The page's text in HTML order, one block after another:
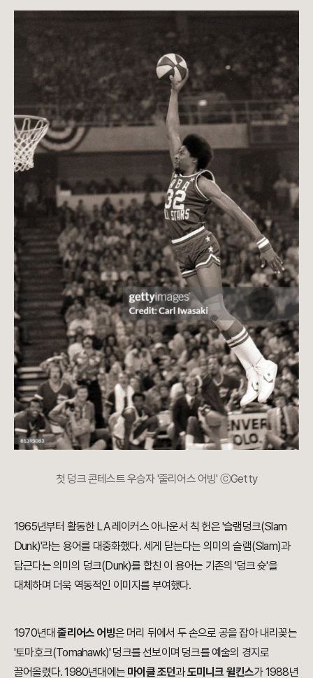
첫 덩크 콘테스트 우승자 '줄리어스 어빙' ⓒGetty
1965년부터 활동한 LA 레이커스 아나운서 칙 헌은 '슬램덩크(Slam
Dunk)'라는 용어를 대중화했다. 세게 닫는다는 의미의 슬램(Slam)과
담근다는 의미의 덩크(Dunk)를 합친 이 용어는 기존의 '덩크 슛'을
대체하며 더욱 역동적인 이미지를 부여했다.
1970년대줄리어스 어빙은 머리 뒤에서 두 손으로 공을 잡아 내리꽂는
'토마호크(Tomahawk)' 덩크를 선보이며 덩크를 예술의 경지로
끌어올렸다. 1980년대에는 마이클 조던과도미니크 윌킨스가 1988년